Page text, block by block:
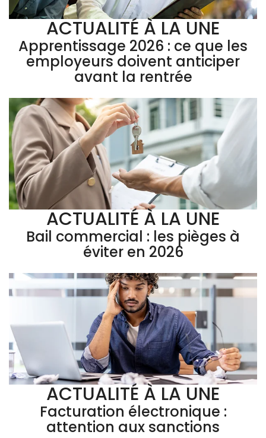
ACTUALITÉ À LA UNE
Apprentissage 2026 : ce que les
employeurs doivent anticiper
avant la rentrée
ACTUALITÉ À LA UNE
Bail commercial : les pièges à
éviter en 2026
ACTUALITÉ À LA UNE
Facturation électronique :
attention aux sanctions